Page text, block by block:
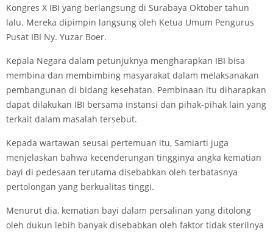
Kongres X IBI yang berlangsung di Surabaya Oktober tahun
lalu. Mereka dipimpin langsung oleh Ketua Umum Pengurus
Pusat IBI Ny. Yuzar Boer.
Kepala Negara dalam petunjuknya mengharapkan IBI bisa
membina dan membimbing masyarakat dalam melaksanakan
pembangunan di bidang kesehatan. Pembinaan itu diharapkan
dapat dilakukan IBI bersama instansi dan pihak-pihak lain yang
terkait dalam masalah tersebut.
Kepada wartawan seusai pertemuan itu, Samiarti juga
menjelaskan bahwa kecenderungan tingginya angka kematian
bayi di pedesaan terutama disebabkan oleh terbatasnya
pertolongan yang berkualitas tinggi.
Menurut dia, kematian bayi dalam persalinan yang ditolong
oleh dukun lebih banyak disebabkan oleh faktor tidak sterilnya